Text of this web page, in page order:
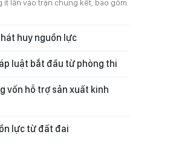
lần vào trận chung kết, bao gồm
huy nguồn lực
luật bắt đầu từ phòng thi
vốn hỗ trợ sản xuất kinh
lực từ đất đai